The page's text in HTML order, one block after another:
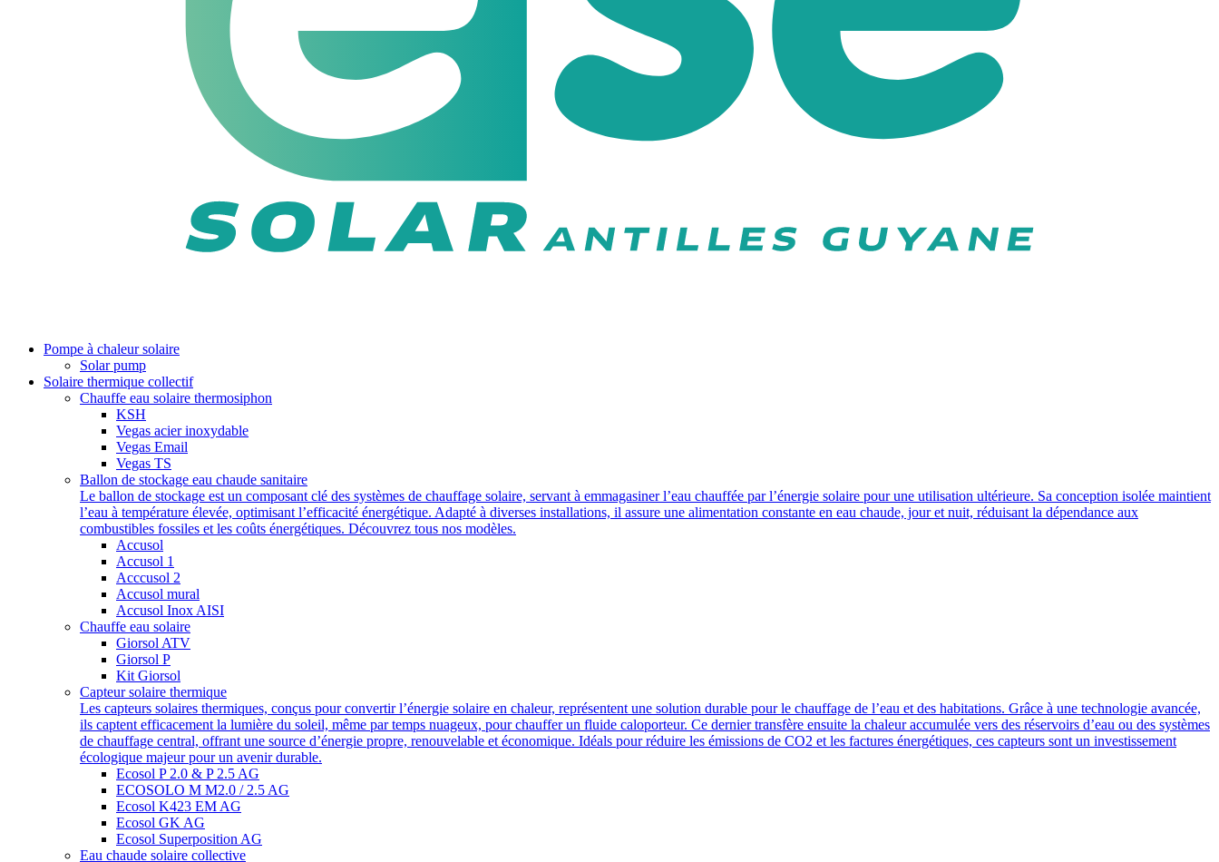
Pompe à chaleur solaire
Solar pump
Solaire thermique collectif
Chauffe eau solaire thermosiphon
KSH
Vegas acier inoxydable
Vegas Email
Vegas TS
Ballon de stockage eau chaude sanitaire
Le ballon de stockage est un composant clé des systèmes de chauffage solaire, servant à emmagasiner l’eau chauffée par l’énergie solaire pour une utilisation ultérieure. Sa conception isolée maintient
l’eau à température élevée, optimisant l’efficacité énergétique. Adapté à diverses installations, il assure une alimentation constante en eau chaude, jour et nuit, réduisant la dépendance aux
combustibles fossiles et les coûts énergétiques. Découvrez tous nos modèles.
Accusol
Accusol 1
Acccusol 2
Accusol mural
Accusol Inox AISI
Chauffe eau solaire
Giorsol ATV
Giorsol P
Kit Giorsol
Capteur solaire thermique
Les capteurs solaires thermiques, conçus pour convertir l’énergie solaire en chaleur, représentent une solution durable pour le chauffage de l’eau et des habitations. Grâce à une technologie avancée,
ils captent efficacement la lumière du soleil, même par temps nuageux, pour chauffer un fluide caloporteur. Ce dernier transfère ensuite la chaleur accumulée vers des réservoirs d’eau ou des systèmes
de chauffage central, offrant une source d’énergie propre, renouvelable et économique. Idéals pour réduire les émissions de CO2 et les factures énergétiques, ces capteurs sont un investissement
écologique majeur pour un avenir durable.
Ecosol P 2.0 & P 2.5 AG
ECOSOLO M M2.0 / 2.5 AG
Ecosol K423 EM AG
Ecosol GK AG
Ecosol Superposition AG
Eau chaude solaire collective